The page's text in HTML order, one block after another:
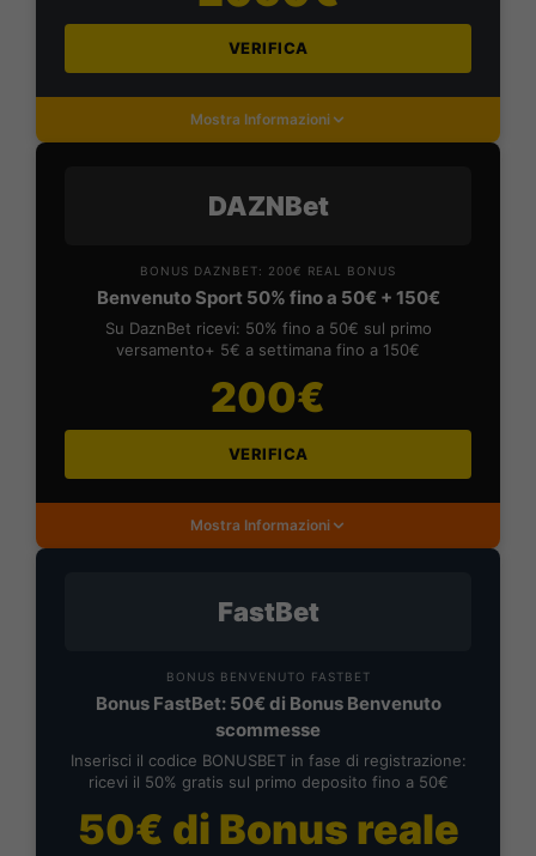
VERIFICA
Mostra Informazioni
DAZNBet
BONUS DAZNBET: 200€ REAL BONUS
Benvenuto Sport 50% fino a 50€ + 150€
Su DaznBet ricevi: 50% fino a 50€ sul primo
versamento+ 5€ a settimana fino a 150€
200€
VERIFICA
Mostra Informazioni
FastBet
BONUS BENVENUTO FASTBET
Bonus FastBet: 50€ di Bonus Benvenuto
scommesse
Inserisci il codice BONUSBET in fase di registrazione:
ricevi il 50% gratis sul primo deposito fino a 50€
50€ di Bonus reale